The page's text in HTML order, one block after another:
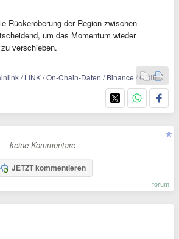
Rückeroberung der Region zwischen
um das Momentum wieder
verschieben.
/ LINK / On-Chain-Daten / Binance / CCIP
- keine Kommentare -
JETZT kommentieren
forum